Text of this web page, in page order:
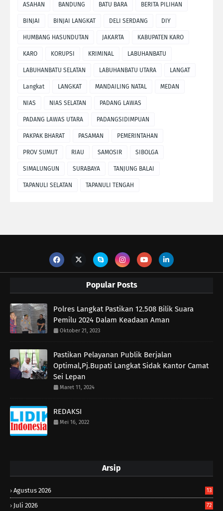
ASAHAN BANDUNG BATU BARA BERITA PILIHAN
BINJAI BINJAI LANGKAT DELI SERDANG DIY
HUMBANG HASUNDUTAN JAKARTA KABUPATEN KARO
KARO KORUPSI KRIMINAL LABUHANBATU
LABUHANBATU SELATAN LABUHANBATU UTARA LANGAT
Langkat LANGKAT MANDAILING NATAL MEDAN
NIAS NIAS SELATAN PADANG LAWAS
PADANG LAWAS UTARA PADANGSIDIMPUAN
PAKPAK BHARAT PASAMAN PEMERINTAHAN
PROV SUMUT RIAU SAMOSIR SIBOLGA
SIMALUNGUN SURABAYA TANJUNG BALAI
TAPANULI SELATAN TAPANULI TENGAH
Popular Posts
Polres Langkat Pastikan 12.508 Bilik Suara
Pemilu 2024 Dalam Keadaan Aman
Oktober 21, 2023
Pastikan Pelayanan Publik Berjalan
Optimal,Pj.Bupati Langkat Sidak Kantor Camat
Sei Lepan
Maret 11, 2024
REDAKSI
Mei 16, 2022
Arsip
Agustus 2026 13
Juli 2026 72